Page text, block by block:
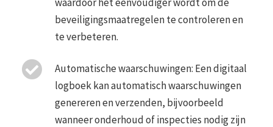
beveiligingsmaatregelen te controleren en
te verbeteren.
Automatische waarschuwingen: Een digitaal
logboek kan automatisch waarschuwingen
genereren en verzenden, bijvoorbeeld
wanneer onderhoud of inspecties nodig zijn